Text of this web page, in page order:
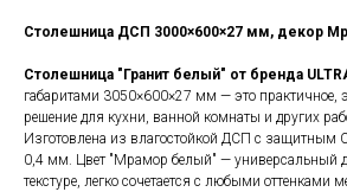
Столешница ДСП 3000×600×27 мм, декор
Столешница "Гранит белый" от бренда
габаритами 3050×600×27 мм — это практичное,
решение для кухни, ванной комнаты и других
Изготовлена из влагостойкой ДСП с защитным
0,4 мм. Цвет "Мрамор белый" — универсальный
текстуре, легко сочетается с любыми оттенками